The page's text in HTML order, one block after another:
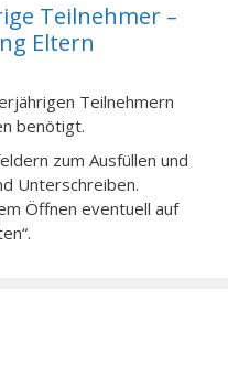
Teilnehmer –
Eltern
Teilnehmern
benötigt.
zum Ausfüllen und
Unterschreiben.
Öffnen eventuell auf